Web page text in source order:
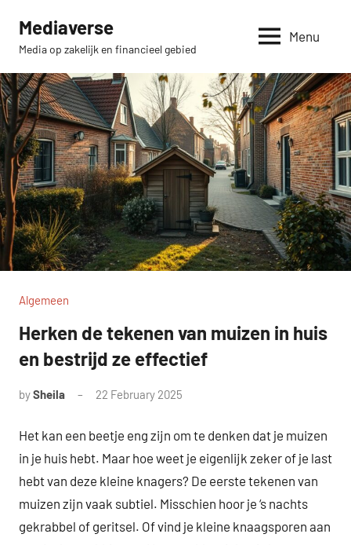
content
Mediaverse
Media op zakelijk en financieel gebied
Menu
Algemeen
Herken de tekenen van muizen in huis
en bestrijd ze effectief
bySheila 22 February 2025
Het kan een beetje eng zijn om te denken dat je muizen
in je huis hebt. Maar hoe weet je eigenlijk zeker of je last
hebt van deze kleine knagers? De eerste tekenen van
muizen zijn vaak subtiel. Misschien hoor je ‘s nachts
gekrabbel of geritsel. Of vind je kleine knaagsporen aan